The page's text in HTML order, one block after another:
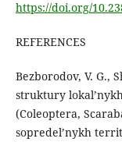
https://doi.org/
REFERENCES
Bezborodov, V. G.,
struktury
(Coleoptera,
sopredel’nykh